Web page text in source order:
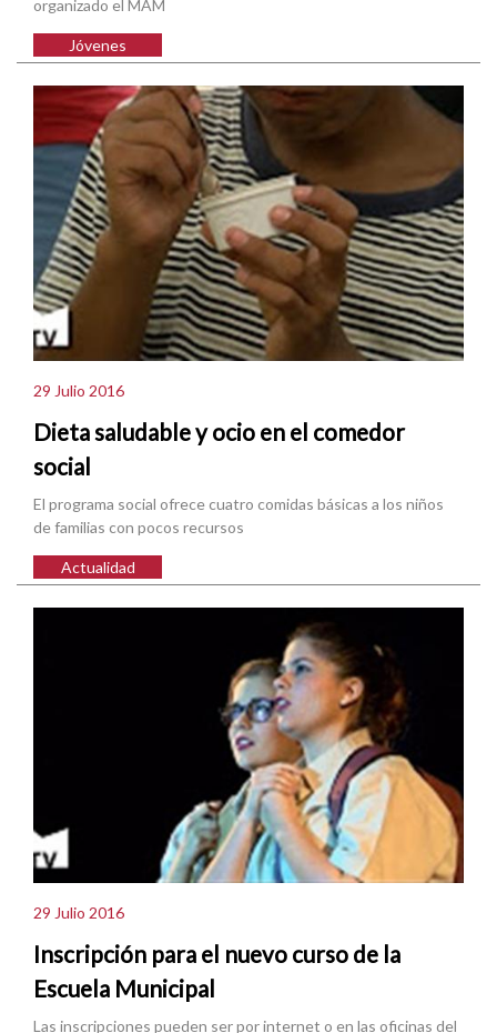
organizado el MAM
Jóvenes
29 Julio 2016
Dieta saludable y ocio en el comedor
social
El programa social ofrece cuatro comidas básicas a los niños
de familias con pocos recursos
Actualidad
29 Julio 2016
Inscripción para el nuevo curso de la
Escuela Municipal
Las inscripciones pueden ser por internet o en las oficinas del